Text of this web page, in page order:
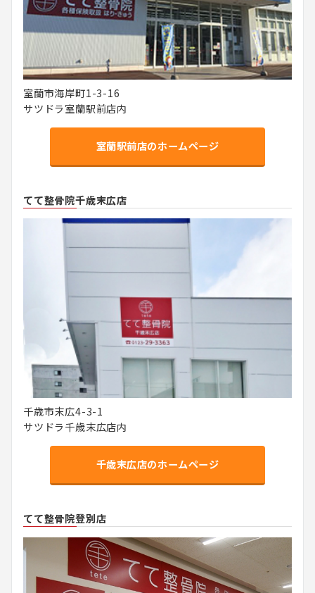
室蘭市海岸町1-3-16
サツドラ室蘭駅前店内
室蘭駅前店のホームページ
てて整骨院千歳末広店
千歳市末広4-3-1
サツドラ千歳末広店内
千歳末広店のホームページ
てて整骨院登別店